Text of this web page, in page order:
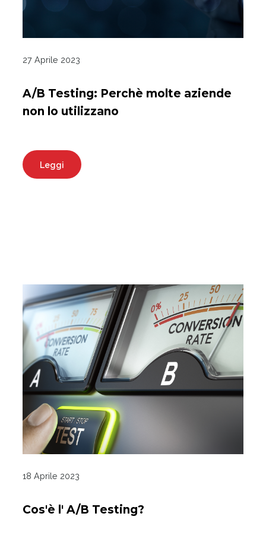
27 Aprile 2023
A/B Testing: Perchè molte aziende
non lo utilizzano
Leggi
18 Aprile 2023
Cos'è l' A/B Testing?